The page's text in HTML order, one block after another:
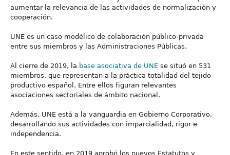
aumentar la relevancia de las actividades de normalización y
cooperación.
UNE es un caso modélico de colaboración público-privada
entre sus miembros y las Administraciones Públicas.
Al cierre de 2019, la base asociativa de UNE se situó en 531
miembros, que representan a la práctica totalidad del tejido
productivo español. Entre ellos figuran relevantes
asociaciones sectoriales de ámbito nacional.
Además, UNE está a la vanguardia en Gobierno Corporativo,
desarrollando sus actividades con imparcialidad, rigor e
independencia.
En este sentido, en 2019 aprobó los nuevos Estatutos y